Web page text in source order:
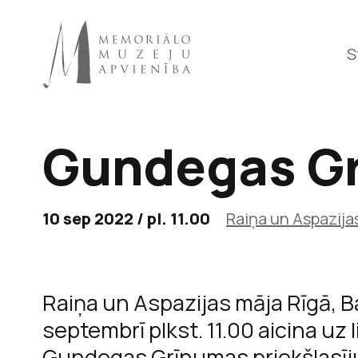
Raiņa
Gundegas
10 sep 2022 / pl. 11.00 Raiņa un
Raiņa un Aspazijas māja Rīgā,
septembrī plkst. 11.00 aicina